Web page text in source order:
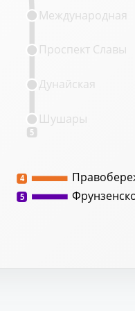
4
5
5
Международная
Проспект Славы
Дунайская
Шушары